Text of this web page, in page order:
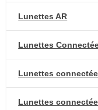
Lunettes AR
Lunettes
Lunettes
Lunettes